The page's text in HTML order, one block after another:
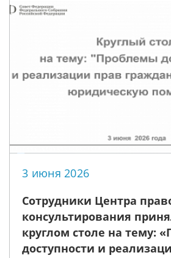
3 июня 2026
Сотрудники Центра
консультирования
круглом столе на тему:
доступности и